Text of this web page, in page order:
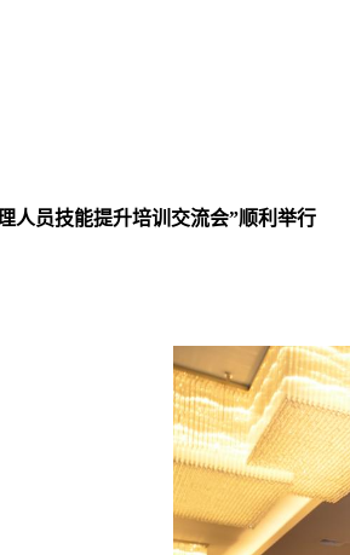
人员技能提升培训交流会”顺利举行